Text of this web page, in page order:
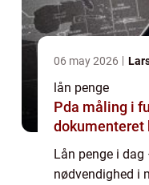
06 may 2026
lån penge
Pda måling i
dokumenteret
Lån penge i
nødvendighed i